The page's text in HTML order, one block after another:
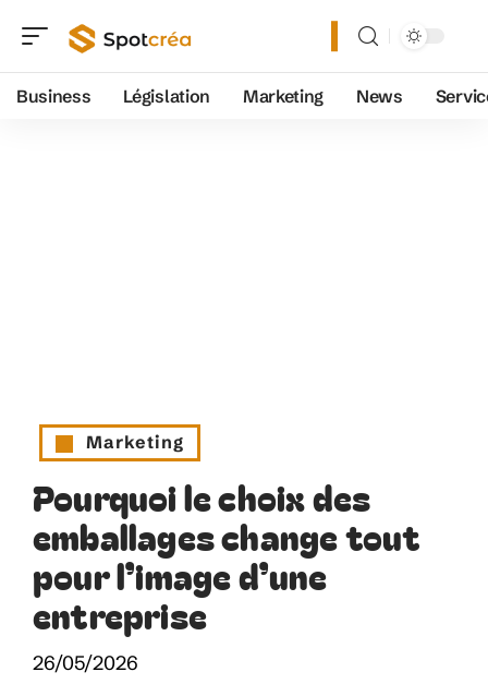
Business Législation Marketing News
Marketing
Pourquoi le choix des
emballages change tout
pour l’image d’une
entreprise
26/05/2026